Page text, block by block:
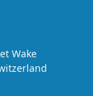
Wake